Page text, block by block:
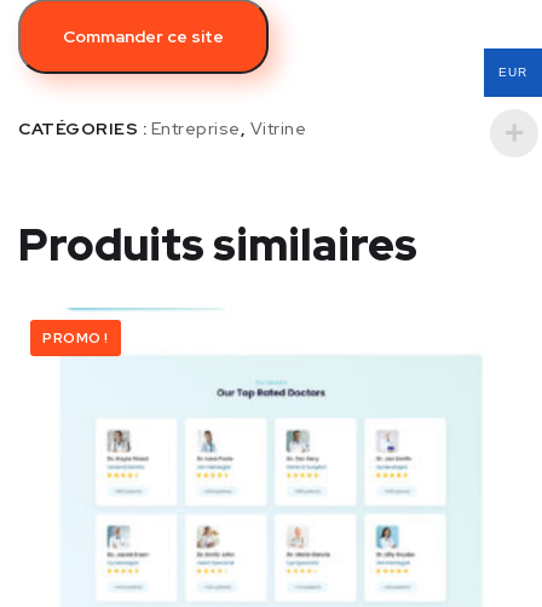
Commander ce site
CATÉGORIES : Entreprise Vitrine
Produits similaires
PROMO !
EUR